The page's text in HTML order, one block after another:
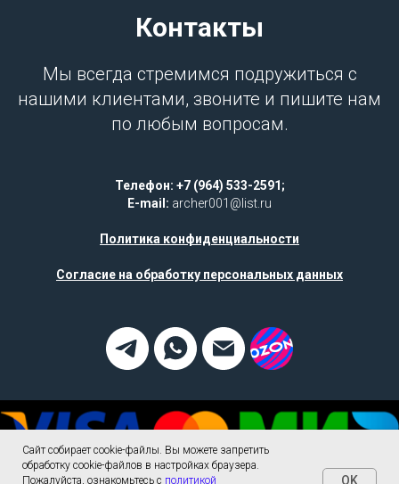
Контакты
Мы всегда стремимся подружиться с
нашими клиентами, звоните и пишите нам
по любым вопросам.
Телефон: +7 (964) 533-2591;
E-mail: archer001@list.ru
Политика конфиденциальности
Согласие на обработку персональных данных
Сайт собирает cookie-файлы. Вы можете запретить
обработку cookie-файлов в настройках браузера.
Пожалуйста, ознакомьтесь с политикой OK